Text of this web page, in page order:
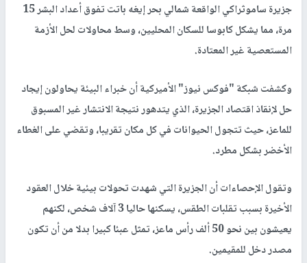
جزيرة ساموثراكي الواقعة شمالي بحر إيغه باتت تفوق أعداد البشر 15
مرة، مما يشكل كابوسا للسكان المحليين، وسط محاولات لحل الأزمة
المستعصية غير المعتادة.
وكشفت شبكة "فوكس نيوز" الأميركية أن خبراء البيئة يحاولون إيجاد
حل لإنقاذ اقتصاد الجزيرة، الذي يتدهور نتيجة الانتشار غير المسبوق
للماعز، حيث تتجول الحيوانات في كل مكان تقريبا، وتقضي على الغطاء
الأخضر بشكل مطرد.
وتقول الإحصاءات أن الجزيرة التي شهدت تحولات بيئية خلال العقود
الأخيرة بسبب تقلبات الطقس، يسكنها حاليا 3 آلاف شخص، لكنهم
يعيشون بين نحو 50 ألف رأس ماعز، تمثل عبئا كبيرا بدلا من أن تكون
مصدر دخل للمقيمين.